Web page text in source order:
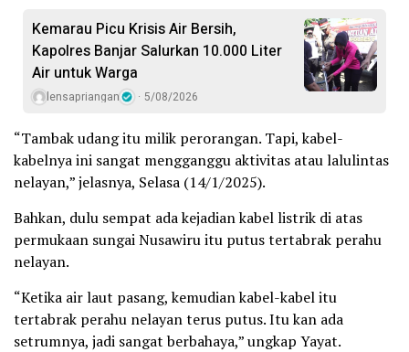
Kemarau Picu Krisis Air Bersih,
Kapolres Banjar Salurkan 10.000 Liter
Air untuk Warga
lensapriangan 5/08/2026
“Tambak udang itu milik perorangan. Tapi, kabel-
kabelnya ini sangat mengganggu aktivitas atau lalulintas
nelayan,” jelasnya, Selasa (14/1/2025).
Bahkan, dulu sempat ada kejadian kabel listrik di atas
permukaan sungai Nusawiru itu putus tertabrak perahu
nelayan.
“Ketika air laut pasang, kemudian kabel-kabel itu
tertabrak perahu nelayan terus putus. Itu kan ada
setrumnya, jadi sangat berbahaya,” ungkap Yayat.